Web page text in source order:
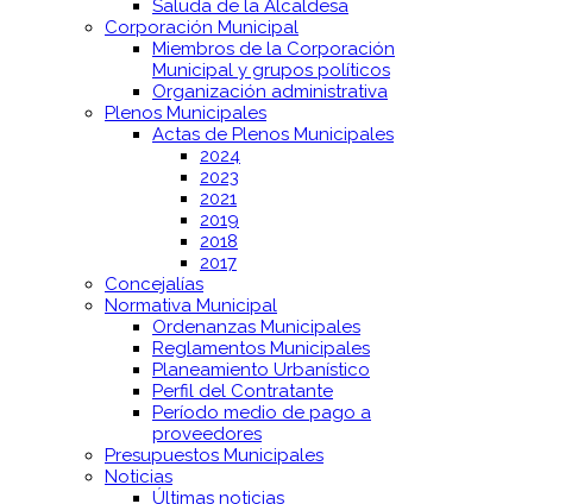
Saluda de la Alcaldesa
Corporación Municipal
Miembros de la Corporación
Municipal y grupos políticos
Organización administrativa
Plenos Municipales
Actas de Plenos Municipales
2024
2023
2021
2019
2018
2017
Concejalías
Normativa Municipal
Ordenanzas Municipales
Reglamentos Municipales
Planeamiento Urbanístico
Perfil del Contratante
Período medio de pago a
proveedores
Presupuestos Municipales
Noticias
Últimas noticias